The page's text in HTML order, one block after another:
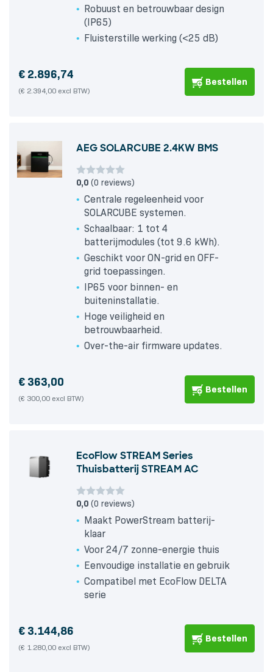
Robuust en betrouwbaar design
(IP65)
Fluisterstille werking (<25 dB)
€ 2.896,74
(€ 2.394,00 excl BTW)
Bestellen
AEG SOLARCUBE 2.4KW BMS
0,0 (0 reviews)
Centrale regeleenheid voor
SOLARCUBE systemen.
Schaalbaar: 1 tot 4
batterijmodules (tot 9.6 kWh).
Geschikt voor ON-grid en OFF-
grid toepassingen.
IP65 voor binnen- en
buiteninstallatie.
Hoge veiligheid en
betrouwbaarheid.
Over-the-air firmware updates.
€ 363,00
(€ 300,00 excl BTW)
Bestellen
EcoFlow STREAM Series
Thuisbatterij STREAM AC
0,0 (0 reviews)
Maakt PowerStream batterij-
klaar
Voor 24/7 zonne-energie thuis
Eenvoudige installatie en gebruik
Compatibel met EcoFlow DELTA
serie
€ 3.144,86
(€ 1.280,00 excl BTW)
Bestellen